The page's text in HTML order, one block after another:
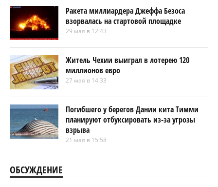
Ракета миллиардера Джеффа Безоса
взорвалась на стартовой площадке
29 мая в 12:43
Житель Чехии выиграл в лотерею 120
миллионов евро
27 мая в 14:33
Погибшего у берегов Дании кита Тимми
планируют отбуксировать из-за угрозы
взрыва
21 мая в 15:58
ОБСУЖДЕНИЕ